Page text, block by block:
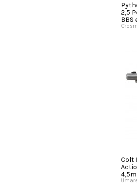
2,5
BBS
Colt